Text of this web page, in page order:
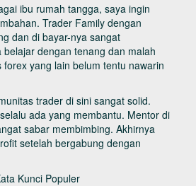
ibu rumah tangga, saya ingin
Trader Family dengan
dan di bayar-nya sangat
belajar dengan tenang dan malah
yang lain belum tentu nawarin
trader di sini sangat solid.
ada yang membantu. Mentor di
sabar membimbing. Akhirnya
setelah bergabung dengan
Kunci Populer